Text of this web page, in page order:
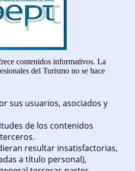
contenidos informativos. La
del Turismo no se hace
sus usuarios, asociados y
de los contenidos
resultar insatisfactorias,
a título personal),